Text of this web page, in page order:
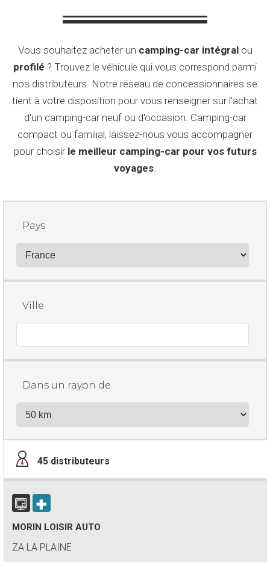
Vous souhaitez acheter un camping-car intégralou
profilé ? Trouvez le véhicule qui vous correspond parmi
nos distributeurs. Notre réseau de concessionnaires se
tient à votre disposition pour vous renseigner sur l'achat
d'un camping-car neuf ou d'occasion. Camping-car
compact ou familial, laissez-nous vous accompagner
pour choisir le meilleur camping-car pour vos futurs
voyages.
Pays
Ville
Dans un rayon de
45 distributeurs
MORIN LOISIR AUTO
ZA LA PLAINE